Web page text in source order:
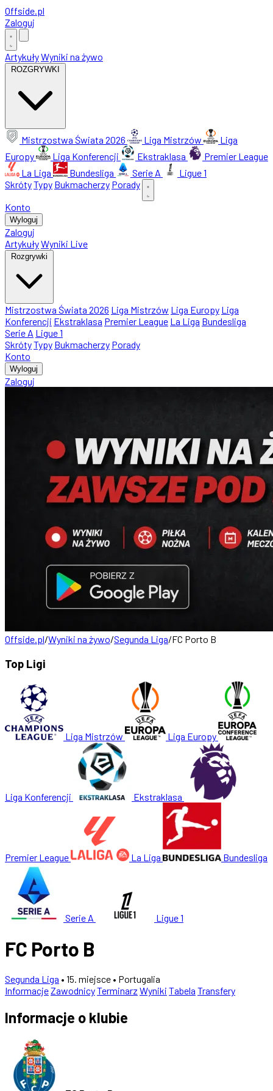
Offside.pl
Zaloguj
ArtykułyWyniki na żywo
ROZGRYWKI
Mistrzostwa Świata 2026 Liga Mistrzów
Liga
Europy
Liga Konferencji Ekstraklasa
Premier League
La Liga
Bundesliga Serie A
Ligue 1
SkrótyTypy Bukmacherzy Porady
Konto
Wyloguj
Zaloguj
ArtykułyWyniki Live
Rozgrywki
Mistrzostwa Świata 2026 Liga Mistrzów Liga Europy Liga
Konferencji Ekstraklasa Premier League La Liga Bundesliga
Serie A Ligue 1
SkrótyTypy Bukmacherzy Porady
Konto
Wyloguj
Zaloguj
Offside.pl/Wyniki na żywo/Segunda Liga/FC Porto B
Top Ligi
Liga Mistrzów Liga Europy
Liga Konferencji Ekstraklasa
Premier League La Liga Bundesliga
Serie A Ligue 1
FC Porto B
Segunda Liga • 15. miejsce • Portugalia
InformacjeZawodnicyTerminarz Wyniki Tabela Transfery
Informacje o klubie